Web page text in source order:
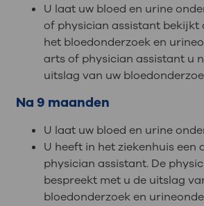
U laat uw bloed en urine
of physician assistant bekijkt
het bloedonderzoek en
arts of physician assistant u
uitslag van uw
Na 9 maanden
U laat uw bloed en urine
U heeft in het ziekenhuis een
physician assistant. De
bespreekt met u de uitslag
bloedonderzoek en